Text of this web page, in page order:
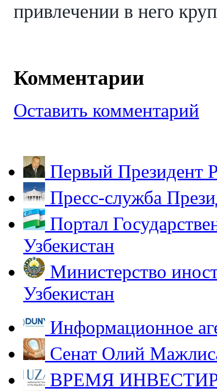
привлечении в него
Комментарии
Оставить комментарий
Первый Президент
Пресс-служба
Портал
Узбекистан
Министерство
Узбекистан
Информационное
Сенат Олий
ВРЕМЯ